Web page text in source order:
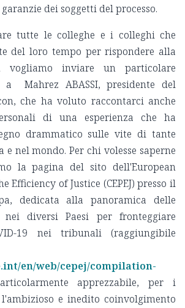
dei soggetti del processo.
tutte le colleghe e i colleghi che
del loro tempo per rispondere alla
vogliamo inviare un particolare
a Mahrez ABASSI, presidente del
che ha voluto raccontarci anche
di una esperienza che ha
drammatico sulle vite di tante
e nel mondo. Per chi volesse saperne
la pagina del sito dell'European
Efficiency of Justice (CEPEJ) presso il
dedicata alla panoramica delle
diversi Paesi per fronteggiare
19 nei tribunali (raggiungibile
en/web/cepej/compilation-
apprezzabile, per i
e inedito coinvolgimento